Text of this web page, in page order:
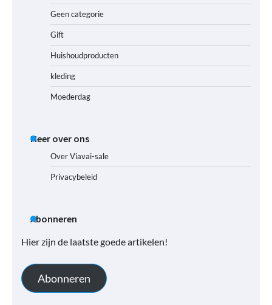
Geen categorie
Gift
Huishoudproducten
kleding
Moederdag
Meer over ons
Over Viavai-sale
Privacybeleid
Abonneren
Hier zijn de laatste goede artikelen!
Abonneren